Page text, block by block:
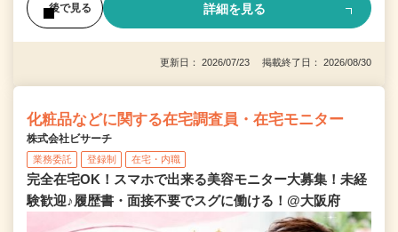
後で見る 詳細を見る
更新日： 2026/07/23 掲載終了日： 2026/08/30
化粧品などに関する在宅調査員・在宅モニター
株式会社ビサーチ
業務委託 登録制 在宅・内職
完全在宅OK！スマホで出来る美容モニター大募集！未経
験歓迎♪履歴書・面接不要でスグに働ける！@大阪府